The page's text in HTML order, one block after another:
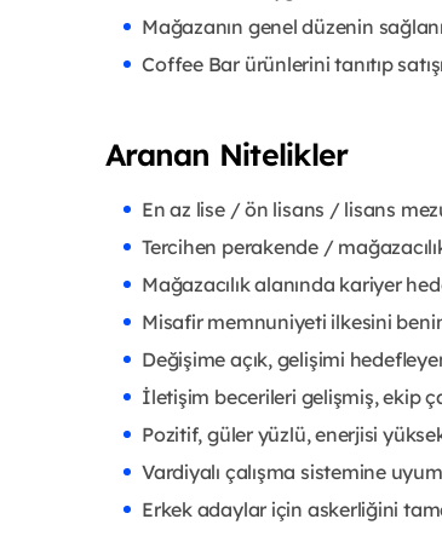
Mağazanın genel düzenin
Coffee Bar ürünlerini tanıtıp
Aranan Nitelikler
En az lise / ön lisans / lisans
Tercihen perakende /
Mağazacılık alanında kariyer
Misafir memnuniyeti ilkesini
Değişime açık, gelişimi
İletişim becerileri gelişmiş, ekip
Pozitif, güler yüzlü, enerjisi
Vardiyalı çalışma sistemine
Erkek adaylar için askerliğini